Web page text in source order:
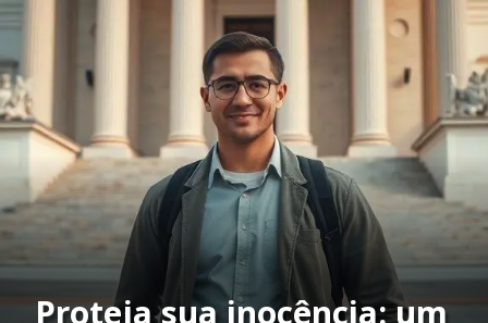
Proteja sua inocência: um